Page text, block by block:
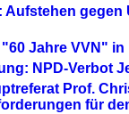
Aufstehen
Jahre VVN"
NPD-Verbot
Prof.
für